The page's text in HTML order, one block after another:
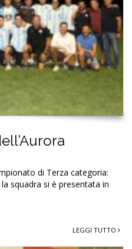
di Terza categoria:
squadra si è presentata in
LEGGI TUTTO